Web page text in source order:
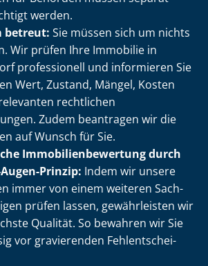
werden.
betreut: Sie müssen sich um nichts
Wir prüfen Ihre Immobilie in
professionell und informieren Sie
Wert, Zustand, Mängel, Kosten
rechtlichen
Zudem beantragen wir die
auf Wunsch für Sie.
Im­mo­bi­li­en­be­wer­tung durch
Prinzip: Indem wir unsere
immer von einem weiteren Sach­
prüfen lassen, gewährleisten wir
Qualität. So bewahren wir Sie
vor gravierenden Fehl­ent­schei­